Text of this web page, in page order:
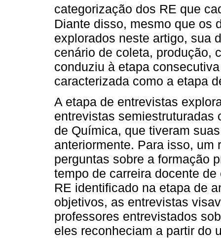
categorização dos RE que
Diante disso, mesmo que os
explorados neste artigo, sua
cenário de coleta, produção,
conduziu à etapa
caracterizada como a etapa
A etapa de entrevistas
entrevistas semiestruturadas
de Química, que tiveram
anteriormente. Para isso, um
perguntas sobre a formação
tempo de carreira docente
RE identificado na etapa de
objetivos, as entrevistas
professores entrevistados
eles reconheciam a partir do